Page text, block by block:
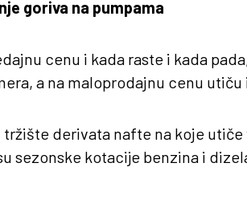
goriva na pumpama
cenu i kada raste i kada
a na maloprodajnu cenu
derivata nafte na koje utiče
sezonske kotacije benzina i